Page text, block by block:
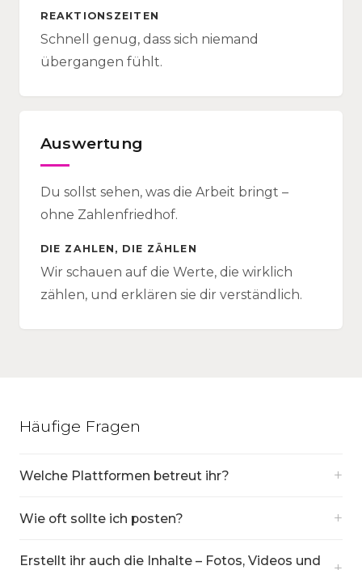
REAKTIONSZEITEN
Schnell genug, dass sich niemand
übergangen fühlt.
Auswertung
Du sollst sehen, was die Arbeit bringt –
ohne Zahlenfriedhof.
DIE ZAHLEN, DIE ZÄHLEN
Wir schauen auf die Werte, die wirklich
zählen, und erklären sie dir verständlich.
Häufige Fragen
Welche Plattformen betreut ihr? +
Wie oft sollte ich posten? +
Erstellt ihr auch die Inhalte – Fotos, Videos und